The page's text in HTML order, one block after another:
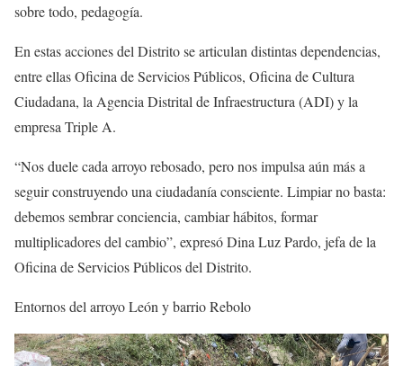
sobre todo, pedagogía.
En estas acciones del Distrito se articulan distintas dependencias,
entre ellas Oficina de Servicios Públicos, Oficina de Cultura
Ciudadana, la Agencia Distrital de Infraestructura (ADI) y la
empresa Triple A.
“Nos duele cada arroyo rebosado, pero nos impulsa aún más a
seguir construyendo una ciudadanía consciente. Limpiar no basta:
debemos sembrar conciencia, cambiar hábitos, formar
multiplicadores del cambio”, expresó Dina Luz Pardo, jefa de la
Oficina de Servicios Públicos del Distrito.
Entornos del arroyo León y barrio Rebolo